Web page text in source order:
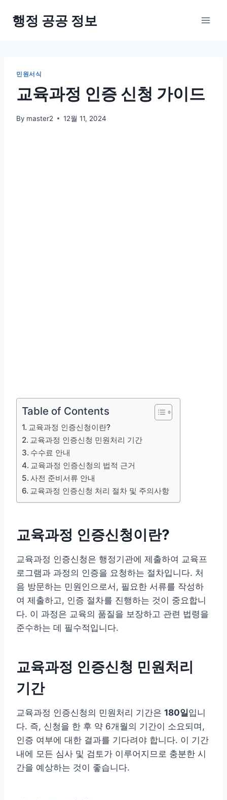
행정 공공 정보
민원서식
교육과정 인증 신청 가이드
By master2 12월 11, 2024
Table of Contents
교육과정 인증신청이란?
교육과정 인증신청 민원처리 기간
수수료 안내
교육과정 인증신청의 법적 근거
사전 준비서류 안내
교육과정 인증신청 처리 절차 및 주의사항
교육과정 인증신청이란?
교육과정 인증신청은 행정기관에 제출하여 교육프
로그램과 과정의 인증을 요청하는 절차입니다. 처
음 방문하는 민원인으로서, 필요한 서류를 작성하
여 제출하고, 인증 절차를 진행하는 것이 중요합니
다. 이 과정은 교육의 품질을 보장하고 관련 법령을
준수하는 데 필수적입니다.
교육과정 인증신청 민원처리
기간
교육과정 인증신청의 민원처리 기간은 180일입니
다. 즉, 신청을 한 후 약 6개월의 기간이 소요되며,
인증 여부에 대한 결과를 기다려야 합니다. 이 기간
내에 모든 심사 및 검토가 이루어지므로 충분한 시
간을 예상하는 것이 좋습니다.